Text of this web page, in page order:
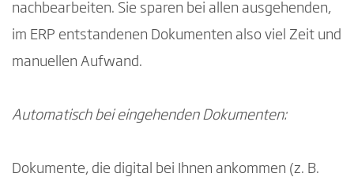
nachbearbeiten. Sie sparen bei allen ausgehenden,
im ERP entstandenen Dokumenten also viel Zeit und
manuellen Aufwand.
Automatisch bei eingehenden Dokumenten:
Dokumente, die digital bei Ihnen ankommen (z. B.